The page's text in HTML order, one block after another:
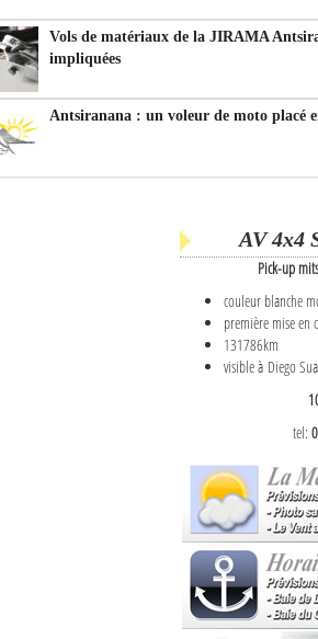
Vols de matériaux de la JIRAMA
impliquées
Antsiranana : un voleur de moto placé
AV 4x4
Pick-up
couleur blanche
première mise en
131786km
visible à Diego
tel: